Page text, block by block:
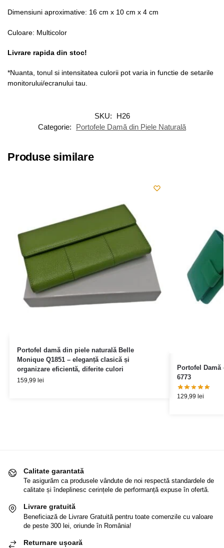
Dimensiuni aproximative: 16 cm x 10 cm x 4 cm
Culoare: Multicolor
Livrare rapida din stoc!
*Nuanta, tonul si intensitatea culorii pot varia in functie de setarile
monitorului/ecranului tau.
SKU:
H26
Categorie:
Portofele Damă din Piele Naturală
Produse similare
Portofel damă din piele naturală Belle
Monique Q1851 – eleganță clasică și
organizare eficientă, diferite culori
159,99 lei
Portofel
6773
129,99 lei
Calitate garantată
Te asigurăm ca produsele vândute de noi respectă standardele de
calitate și îndeplinesc cerințele de performanță expuse în ofertă.
Livrare gratuită
Beneficiază de Livrare Gratuită pentru toate comenzile cu valoare
de peste 300 lei, oriunde în România!
Returnare ușoară